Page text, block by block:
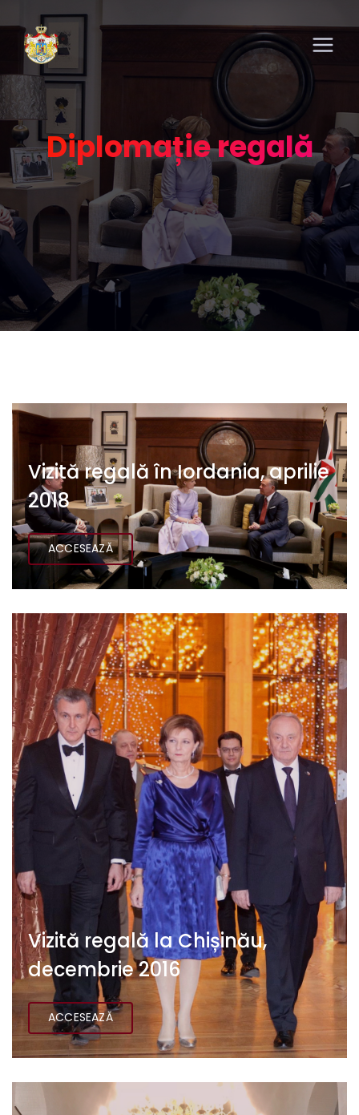
Diplomație regală
Vizită regală în Iordania, aprilie
2018
ACCESEAZĂ
Vizită regală la Chișinău,
decembrie 2016
ACCESEAZĂ